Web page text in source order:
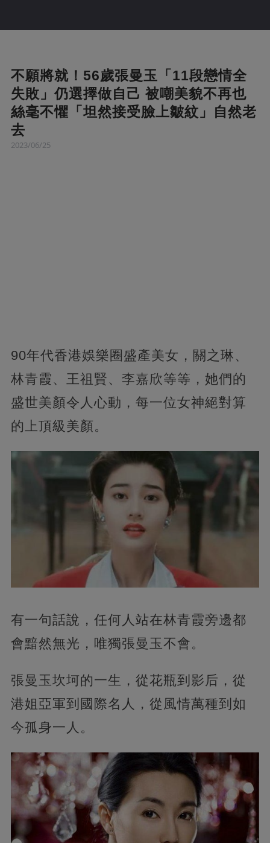
不願將就！56歲張曼玉「11段戀情全
失敗」仍選擇做自己 被嘲美貌不再也
絲毫不懼「坦然接受臉上皺紋」自然老
去
2023/06/25
90年代香港娛樂圈盛產美女，關之琳、
林青霞、王祖賢、李嘉欣等等，她們的
盛世美顏令人心動，每一位女神絕對算
的上頂級美顏。
有一句話說，任何人站在林青霞旁邊都
會黯然無光，唯獨張曼玉不會。
張曼玉坎坷的一生，從花瓶到影后，從
港姐亞軍到國際名人，從風情萬種到如
今孤身一人。